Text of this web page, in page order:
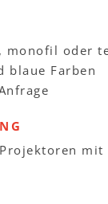
monofil oder
blaue Farben
mit